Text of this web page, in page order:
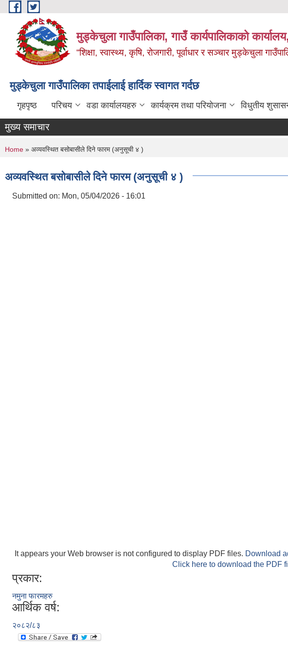
Skip to main content
मुड्केचुला गाउँपालिका, गाउँ कार्यपालिकाको
“शिक्षा, स्वास्थ्य, कृषि, रोजगारी, पूर्वाधार र सञ्चार मुड्केचुला
मुड्केचुला गाउँपालिका तपाईलाई हार्दिक स्वागत गर्दछ
गृहपृष्ठ परिचय वडा कार्यालयहरु कार्यक्रम तथा परियोजना विधुतीय
मुख्य समाचार
You are here
Home » अव्यवस्थित बसोबासीले दिने फारम (अनुसूची ४ )
अव्यवस्थित बसोबासीले दिने फारम (अनुसूची ४ )
Submitted on: Mon, 05/04/2026 - 16:01
It appears your Web browser is not configured to display PDF files. Download
Click here to download the PDF
प्रकार:
नमुना फारमहरु
आर्थिक वर्ष:
२०८२/८३